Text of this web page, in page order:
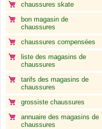
chaussures skate
bon magasin de
chaussures
chaussures compensées
liste des magasins de
chaussures
tarifs des magasins de
chaussures
grossiste chaussures
annuaire des magasins de
chaussures